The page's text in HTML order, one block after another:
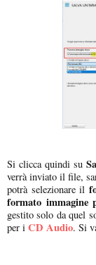
Si clicca quindi su
verrà inviato il file,
potrà selezionare il
formato immagine
gestito solo da quel
per i CD Audio. Si